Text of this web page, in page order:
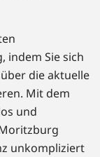
indem Sie sich
über die aktuelle
Mit dem
und
unkompliziert